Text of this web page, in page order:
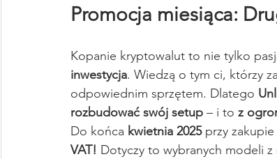
Promocja miesiąca:
Kopanie kryptowalut to nie tylko
inwestycja. Wiedzą o tym ci, którzy
odpowiednim sprzętem. Dlatego
rozbudować swój setup – i to z
Do końca kwietnia 2025 przy zakupie
VAT! Dotyczy to wybranych modeli z